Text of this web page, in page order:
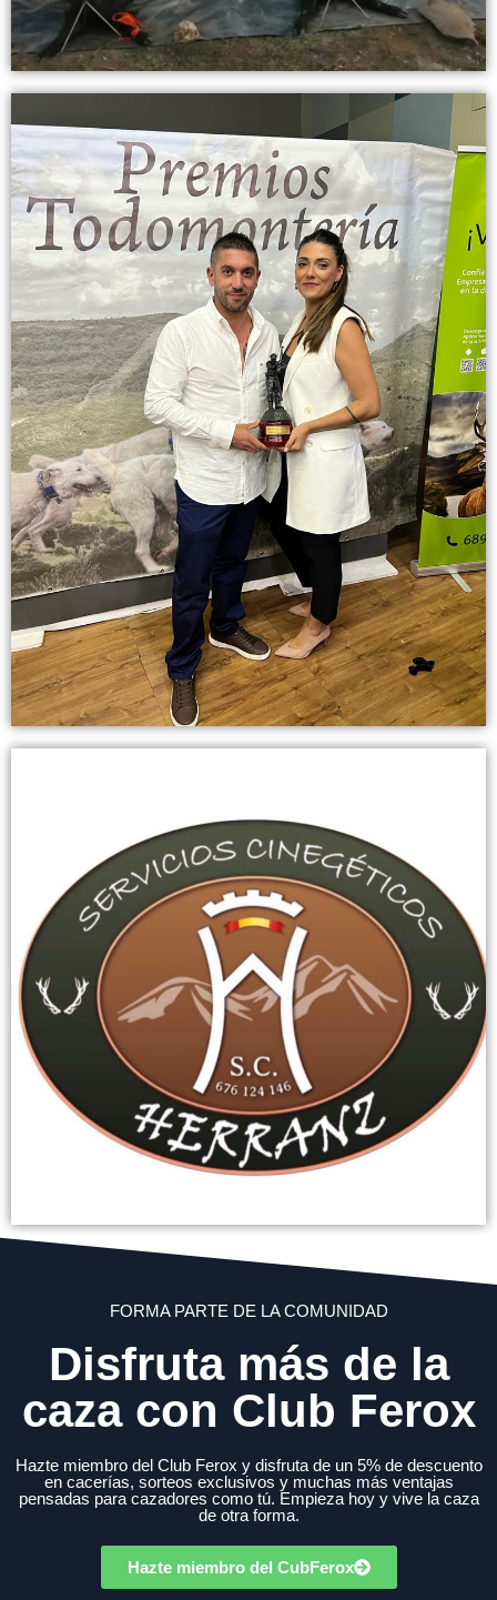
FORMA PARTE DE LA COMUNIDAD
Disfruta más de la
caza con Club Ferox
Hazte miembro del Club Ferox y disfruta de un 5% de descuento
en cacerías, sorteos exclusivos y muchas más ventajas
pensadas para cazadores como tú. Empieza hoy y vive la caza
de otra forma.
Hazte miembro del CubFerox